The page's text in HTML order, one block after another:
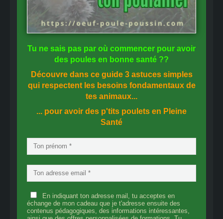
Tu ne sais pas par où commencer pour avoir
des poules en bonne santé ??
Découvre dans ce guide 3 astuces simples
qui respectent les besoins fondamentaux de
tes animaux...
... pour avoir des p'tits poulets en Pleine
Santé
En indiquant ton adresse mail, tu acceptes en
échange de mon cadeau que je t'adresse ensuite des
contenus pédagogiques, des informations intéressantes,